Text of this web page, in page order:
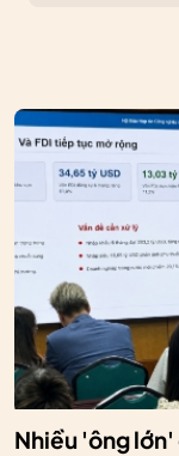
Nhiều 'ông lớn'